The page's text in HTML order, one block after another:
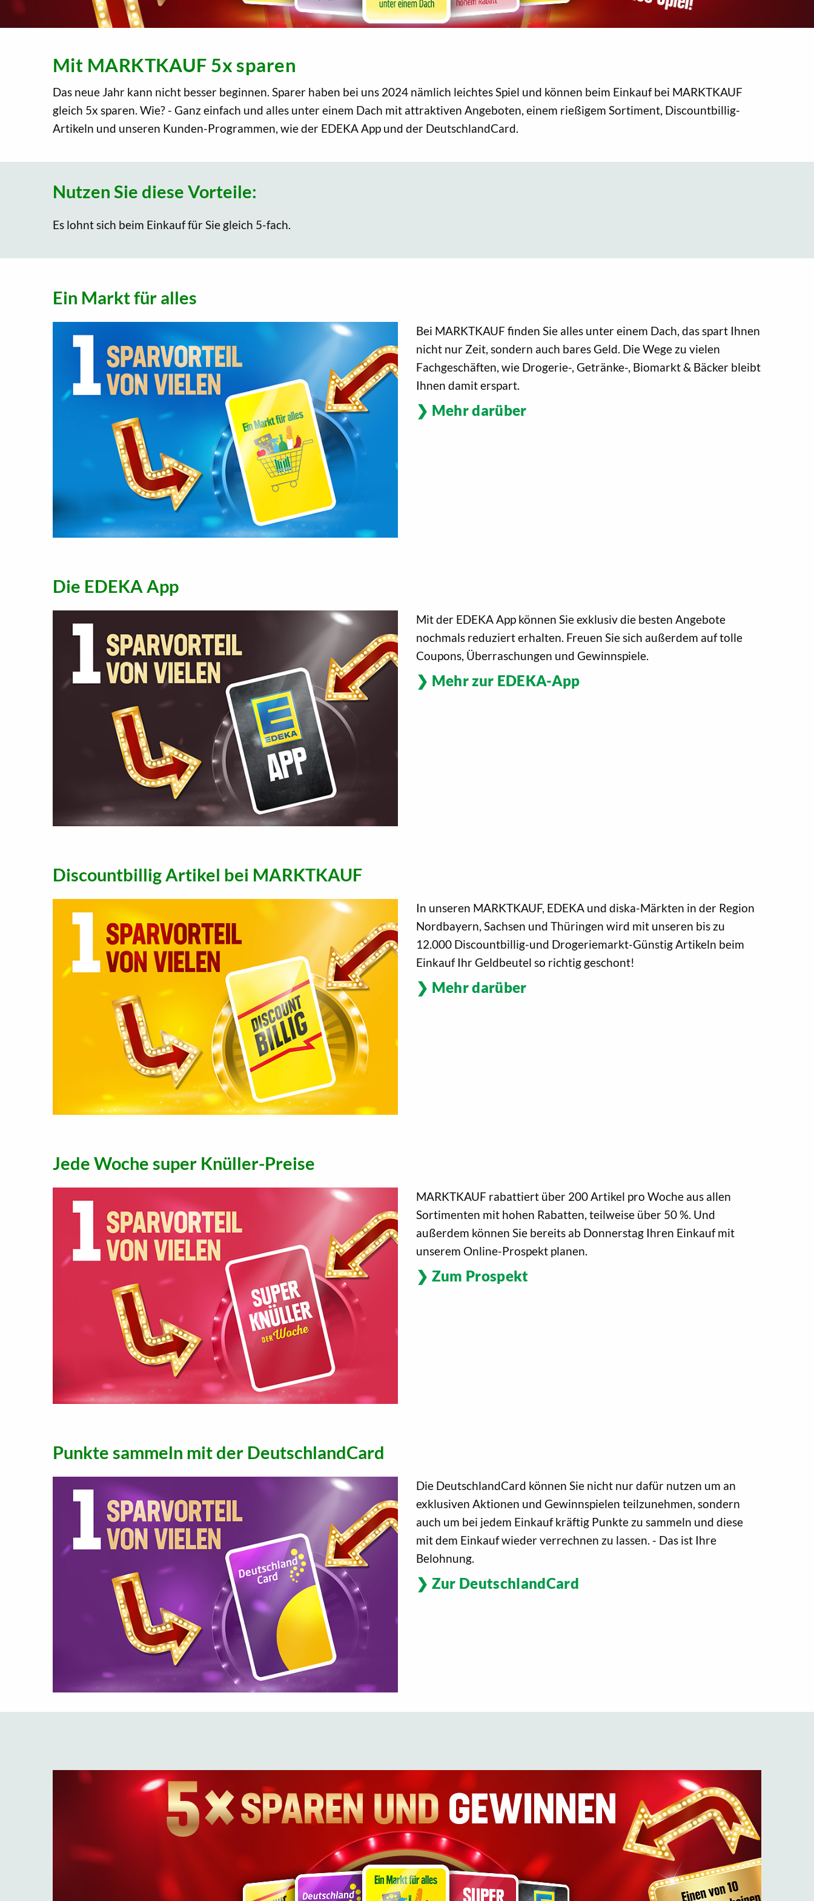
Mit MARKTKAUF 5x sparen
Das neue Jahr kann nicht besser beginnen. Sparer haben bei uns 2024 nämlich leichtes Spiel und können beim Einkauf bei MARKTKAUF
gleich 5x sparen. Wie? - Ganz einfach und alles unter einem Dach mit attraktiven Angeboten, einem rießigem Sortiment, Discountbillig-
Artikeln und unseren Kunden-Programmen, wie der EDEKA App und der DeutschlandCard.
Nutzen Sie diese Vorteile:
Es lohnt sich beim Einkauf für Sie gleich 5-fach.
Ein Markt für alles
Bei MARKTKAUF finden Sie alles unter einem Dach, das spart Ihnen
nicht nur Zeit, sondern auch bares Geld. Die Wege zu vielen
Fachgeschäften, wie Drogerie-, Getränke-, Biomarkt & Bäcker bleibt
Ihnen damit erspart.
Mehr darüber
Die EDEKA App
Mit der EDEKA App können Sie exklusiv die besten Angebote
nochmals reduziert erhalten. Freuen Sie sich außerdem auf tolle
Coupons, Überraschungen und Gewinnspiele.
Mehr zur EDEKA-App
Discountbillig Artikel bei MARKTKAUF
In unseren MARKTKAUF, EDEKA und diska-Märkten in der Region
Nordbayern, Sachsen und Thüringen wird mit unseren bis zu
12.000 Discountbillig-und Drogeriemarkt-Günstig Artikeln beim
Einkauf Ihr Geldbeutel so richtig geschont!
Mehr darüber
Jede Woche super Knüller-Preise
MARKTKAUF rabattiert über 200 Artikel pro Woche aus allen
Sortimenten mit hohen Rabatten, teilweise über 50 %. Und
außerdem können Sie bereits ab Donnerstag Ihren Einkauf mit
unserem Online-Prospekt planen.
Zum Prospekt
Punkte sammeln mit der DeutschlandCard
Die DeutschlandCard können Sie nicht nur dafür nutzen um an
exklusiven Aktionen und Gewinnspielen teilzunehmen, sondern
auch um bei jedem Einkauf kräftig Punkte zu sammeln und diese
mit dem Einkauf wieder verrechnen zu lassen. - Das ist Ihre
Belohnung.
Zur DeutschlandCard